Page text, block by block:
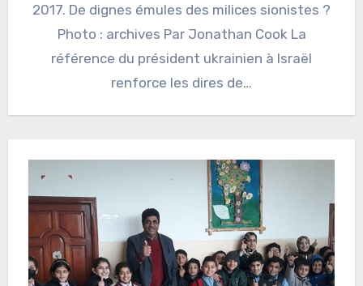
2017. De dignes émules des milices sionistes ?
Photo : archives Par Jonathan Cook La
référence du président ukrainien à Israël
renforce les dires de…